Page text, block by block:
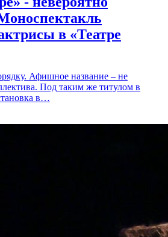
в «Театре
Афишное название – не
Под таким же титулом в
в…